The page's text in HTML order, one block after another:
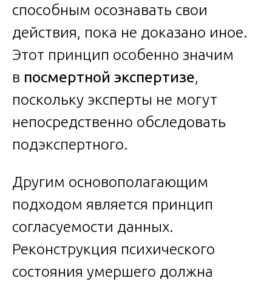
способным осознавать свои
действия, пока не доказано иное.
Этот принцип особенно значим
в посмертной экспертизе,
поскольку эксперты не могут
непосредственно обследовать
подэкспертного.
Другим основополагающим
подходом является принцип
согласуемости данных.
Реконструкция психического
состояния умершего должна